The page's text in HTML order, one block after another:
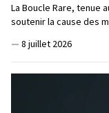
La Boucle Rare, tenue
soutenir la cause des
— 8 juillet 2026